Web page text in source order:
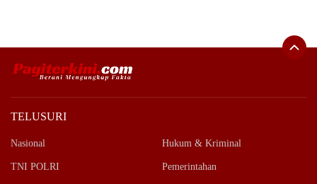
TELUSURI
Nasional Hukum & Kriminal
TNI POLRI Pemerintahan